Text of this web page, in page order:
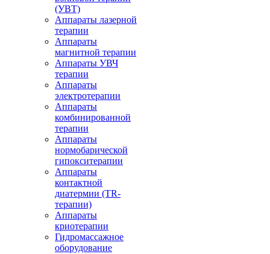
(УВТ)
Аппараты лазерной
терапии
Аппараты
магнитной терапии
Аппараты УВЧ
терапии
Аппараты
электротерапии
Аппараты
комбинированной
терапии
Аппараты
нормобарической
гипокситерапии
Аппараты
контактной
диатермии (TR-
терапии)
Аппараты
криотерапии
Гидромассажное
оборудование